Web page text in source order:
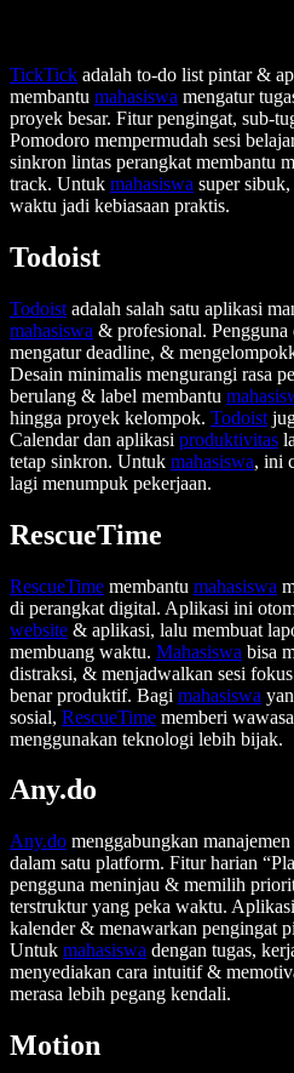
TickTick adalah to-do list pintar &
membantu mahasiswa mengatur
proyek besar. Fitur pengingat, sub-
Pomodoro mempermudah sesi
sinkron lintas perangkat membantu
track. Untuk mahasiswa super sibuk,
waktu jadi kebiasaan praktis.
Todoist
Todoist adalah salah satu aplikasi
mahasiswa & profesional. Pengguna
mengatur deadline, &
Desain minimalis mengurangi rasa
berulang & label membantu
hingga proyek kelompok. Todoist
Calendar dan aplikasi produktivitas
tetap sinkron. Untuk mahasiswa, ini
lagi menumpuk pekerjaan.
RescueTime
RescueTime membantu mahasiswa
di perangkat digital. Aplikasi ini
website & aplikasi, lalu membuat
membuang waktu. Mahasiswa bisa
distraksi, & menjadwalkan sesi
benar produktif. Bagi mahasiswa
sosial, RescueTime memberi
menggunakan teknologi lebih bijak.
Any.do
Any.do menggabungkan
dalam satu platform. Fitur harian
pengguna meninjau & memilih
terstruktur yang peka waktu.
kalender & menawarkan pengingat
Untuk mahasiswa dengan tugas,
menyediakan cara intuitif &
merasa lebih pegang kendali.
Motion